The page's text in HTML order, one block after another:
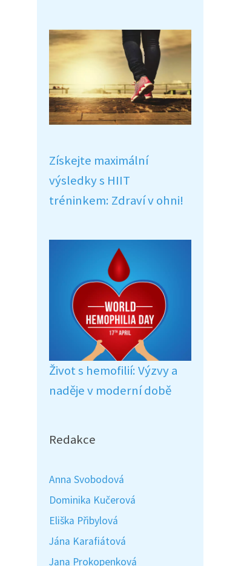
Získejte maximální
výsledky s HIIT
tréninkem: Zdraví v ohni!
Život s hemofilií: Výzvy a
naděje v moderní době
Redakce
Anna Svobodová
Dominika Kučerová
Eliška Přibylová
Jána Karafiátová
Jana Prokopenková